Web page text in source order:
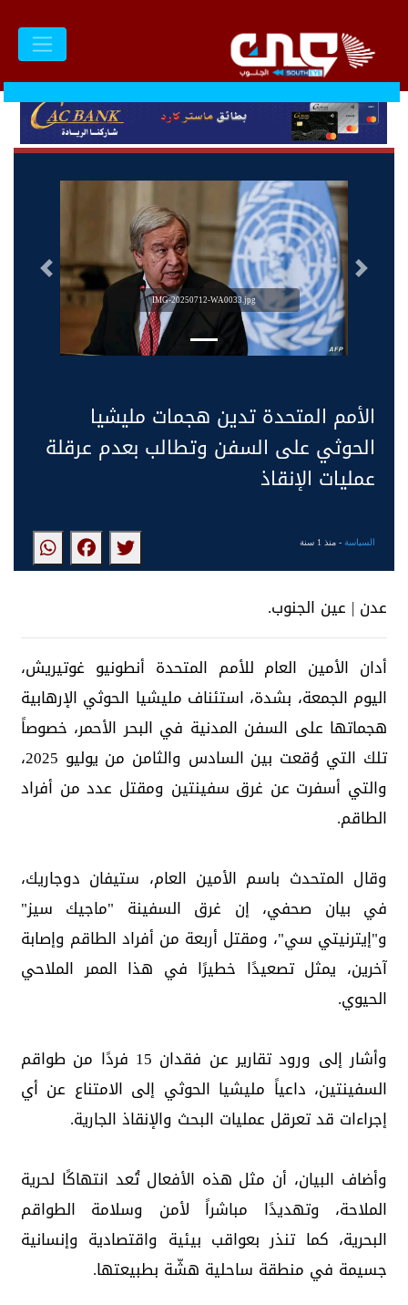
IMG-20250712-WA0033.jpg
التالى السابق
الأمم المتحدة تدين هجمات مليشيا
الحوثي على السفن وتطالب بعدم عرقلة
عمليات الإنقاذ
السياسة- منذ 1 سنة
عدن | عين الجنوب.
أدان الأمين العام للأمم المتحدة أنطونيو غوتيريش،
اليوم الجمعة، بشدة، استئناف مليشيا الحوثي الإرهابية
هجماتها على السفن المدنية في البحر الأحمر، خصوصاً
تلك التي وُقعت بين السادس والثامن من يوليو 2025،
والتي أسفرت عن غرق سفينتين ومقتل عدد من أفراد
الطاقم.
وقال المتحدث باسم الأمين العام، ستيفان دوجاريك،
في بيان صحفي، إن غرق السفينة "ماجيك سيز"
و"إيترنيتي سي"، ومقتل أربعة من أفراد الطاقم وإصابة
آخرين، يمثل تصعيدًا خطيرًا في هذا الممر الملاحي
الحيوي.
وأشار إلى ورود تقارير عن فقدان 15 فردًا من طواقم
السفينتين، داعياً مليشيا الحوثي إلى الامتناع عن أي
إجراءات قد تعرقل عمليات البحث والإنقاذ الجارية.
وأضاف البيان، أن مثل هذه الأفعال تُعد انتهاكًا لحرية
الملاحة، وتهديدًا مباشراً لأمن وسلامة الطواقم
البحرية، كما تنذر بعواقب بيئية واقتصادية وإنسانية
جسيمة في منطقة ساحلية هشّة بطبيعتها.